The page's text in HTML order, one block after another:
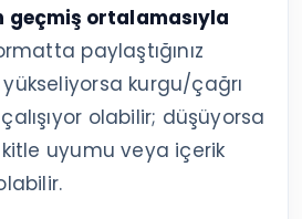
geçmiş ortalamasıyla
paylaştığınız
kurgu/çağrı
olabilir; düşüyorsa
uyumu veya içerik